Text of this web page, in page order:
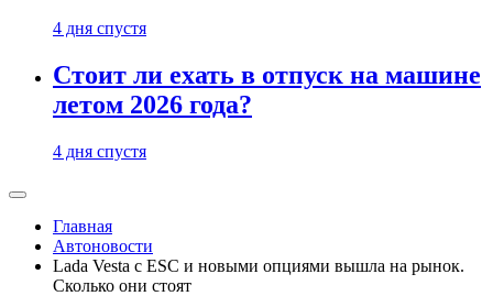
4 дня спустя
Стоит ли ехать в отпуск на машине
летом 2026 года?
4 дня спустя
Главная
Автоновости
Lada Vesta с ESC и новыми опциями вышла на рынок.
Сколько они стоят